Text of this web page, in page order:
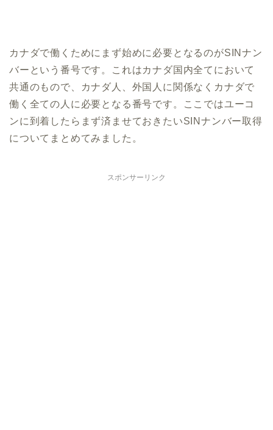
カナダで働くためにまず始めに必要となるのがSINナン
バーという番号です。これはカナダ国内全てにおいて
共通のもので、カナダ人、外国人に関係なくカナダで
働く全ての人に必要となる番号です。ここではユーコ
ンに到着したらまず済ませておきたいSINナンバー取得
についてまとめてみました。
スポンサーリンク